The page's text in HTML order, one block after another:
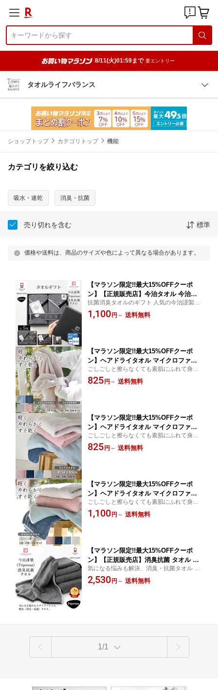
8/11(火)01:59まで 要エントリー
タオルライフバランス
ショップトップ カテゴリトップ 機能
カテゴリを絞り込む
吸水・速乾 消臭・抗菌
売り切れを含む 標準
価格や送料は、商品のサイズや色によって異なる場合があります。
【マラソン限定!!最大15%OFFクーポ
ン】【正規販売店】今治タオル 今治謹
製 消臭抗菌 トリポーラス タオル フェ
イスタオル バスタオル ハンカチタオル
抗菌消臭タオルのギフト 人気の今治謹製ギ
フトセット ほどよい厚みで使い勝手の良い
タオル 幅広い年代に贈っていただけます の
1,100 円 ～ 送料無料
【マラソン限定!!最大15%OFFクーポ
ン】ヘアドライタオル マイクロファイ
バータオル フェイスタオル ミニバスタ
オル スリム バスタオル セール 吸水 速
ごしごしと擦らなくても素肌にふれて身体
にあてるだけ しっかり吸水してくれる極細
繊維のマイクロファイバータオル 摩擦が減
825 円 ～ 送料無料
【マラソン限定!!最大15%OFFクーポ
ン】ヘアドライタオル マイクロファイ
バータオル フェイスタオル セール 吸水
速乾 超ソフト 柔らかい ヘアドライ ヘ
ごしごしと擦らなくても素肌にふれて身体
にあてるだけ しっかり吸水してくれる極細
繊維のマイクロファイバータオル 摩擦が減
825 円 ～ 送料無料
【マラソン限定!!最大15%OFFクーポ
ン】ヘアドライタオル マイクロファイ
バータオル ミニバスタオル スリムバス
タオル 吸水 速乾 超ソフト 柔らかい セ
ごしごしと擦らなくても素肌にふれて身体
にあてるだけ しっかり吸水してくれる極細
繊維のマイクロファイバータオル 摩擦が減
1,100 円 ～ 送料無料
【マラソン限定!!最大15%OFFクーポ
ン】【正規販売店】消臭抗菌 タオル ハ
ンカチ バスタオル フェイスタオル 今治
タオル 今治謹製 トリポーラス ハンカチ
気になる悩みも解決、消臭・抗菌タオル パ
イルにトリポーラス糸を使用 糸にこだわっ
た吸水力のあるタオル 機能性は洗濯後も効
2,530 円 ～ 送料無料
1/1